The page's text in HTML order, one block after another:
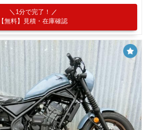
1分で完了！
【無料】見積・在庫確認